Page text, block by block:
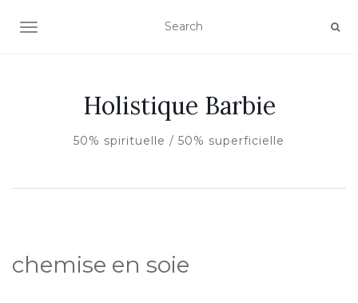
AFFICHER/MASQUER LA NAVIGATION
Holistique Barbie
50% spirituelle / 50% superficielle
chemise en soie